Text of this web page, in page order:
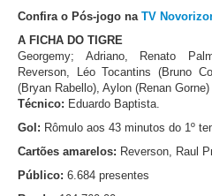
Confira o Pós-jogo na TV
A FICHA DO TIGRE
Georgemy; Adriano, Renato
Reverson, Léo Tocantins (Bruno
(Bryan Rabello), Aylon (Renan
Técnico: Eduardo Baptista.
Gol: Rômulo aos 43 minutos do 1º
Cartões amarelos: Reverson, Raul
Público: 6.684 presentes